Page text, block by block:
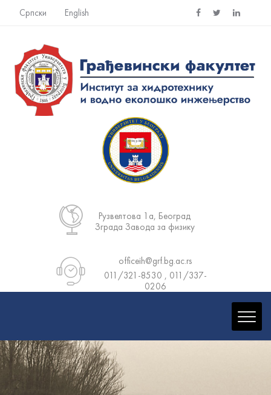
Српски English
Рузвелтова 1а, Београд
Зграда Завода за физику
officeih@grf.bg.ac.rs
011/321-8530 , 011/337-
0206